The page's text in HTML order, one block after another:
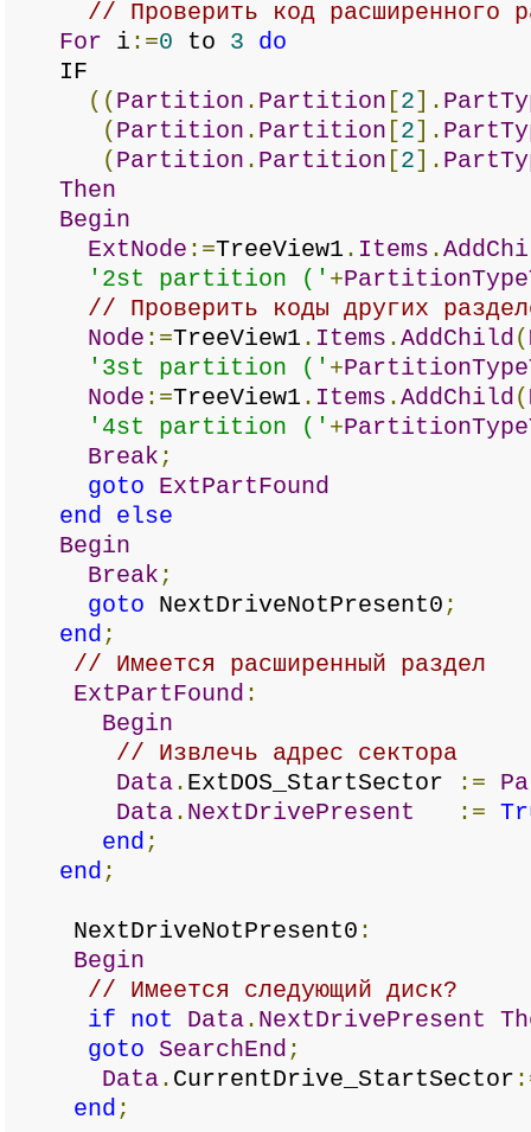
// Проверить код расширенного
For i :=0 to 3
do
IF
(( Partition . Partition [2].
( Partition . Partition [2].
( Partition . Partition [2].
Then
Begin
ExtNode :=TreeView1 . Items .
'2st partition (' +
// Проверить коды других
Node :=TreeView1 . Items .AddChild(
'3st partition (' +
Node :=TreeView1 . Items .AddChild(
'4st partition (' +
Break ;
goto
ExtPartFound
end
else
Begin
Break ;
goto NextDriveNotPresent0 ;
end ;
// Имеется расширенный раздел
ExtPartFound :
Begin
// Извлечь адрес сектора
Data. ExtDOS_StartSector :=
Data. NextDrivePresent :=
end ;
end ;
NextDriveNotPresent0 :
Begin
// Имеется следующий диск?
if
not Data. NextDrivePresent
goto
SearchEnd ;
Data. CurrentDrive_StartSector
end ;